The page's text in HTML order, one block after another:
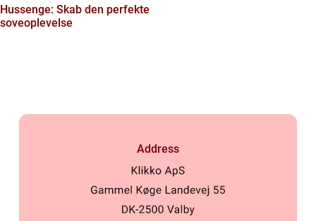
Hussenge: Skab den perfekte
soveoplevelse
Address